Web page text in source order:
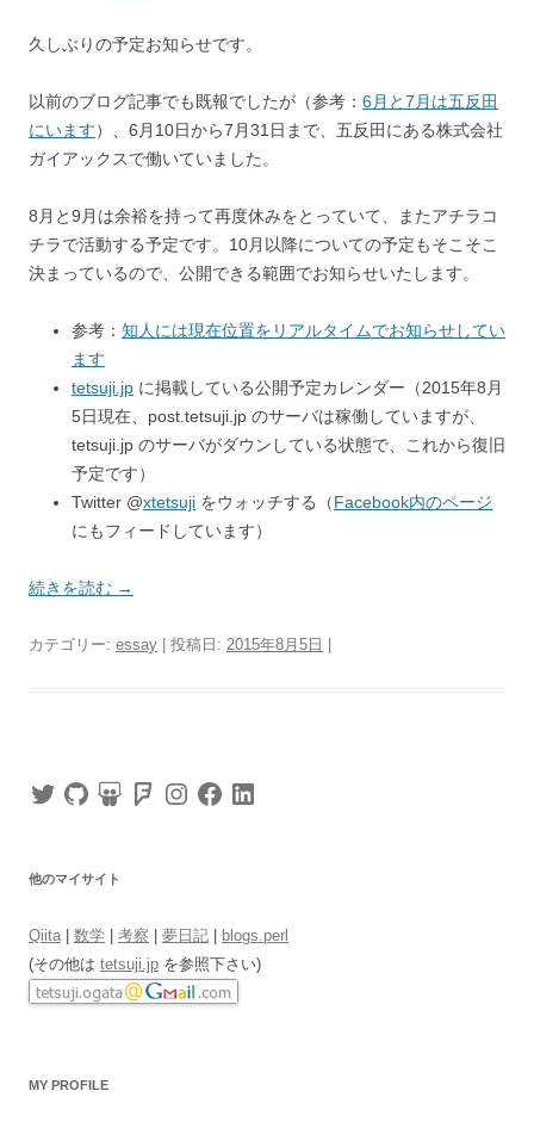
久しぶりの予定お知らせです。
以前のブログ記事でも既報でしたが（参考： 6月と7月は五反田
にいます）、6月10日から7月31日まで、五反田にある株式会社
ガイアックスで働いていました。
8月と9月は余裕を持って再度休みをとっていて、またアチラコ
チラで活動する予定です。10月以降についての予定もそこそこ
決まっているので、公開できる範囲でお知らせいたします。
参考： 知人には現在位置をリアルタイムでお知らせしてい
ます
tetsuji.jp に掲載している公開予定カレンダー（2015年8月
5日現在、post.tetsuji.jp のサーバは稼働していますが、
tetsuji.jp のサーバがダウンしている状態で、これから復旧
予定です）
Twitter @xtetsuji をウォッチする（Facebook内のページ
にもフィードしています）
続きを読む →
カテゴリー: essay | 投稿日: 2015年8月5日
TwitterGitHubSlideShareFoursquare
InstagramFacebookLinkedIn
他のマイサイト
Qiita 数学 考察 夢日記
blogs.perl
(その他は tetsuji.jp を参照下さい)
MY PROFILE